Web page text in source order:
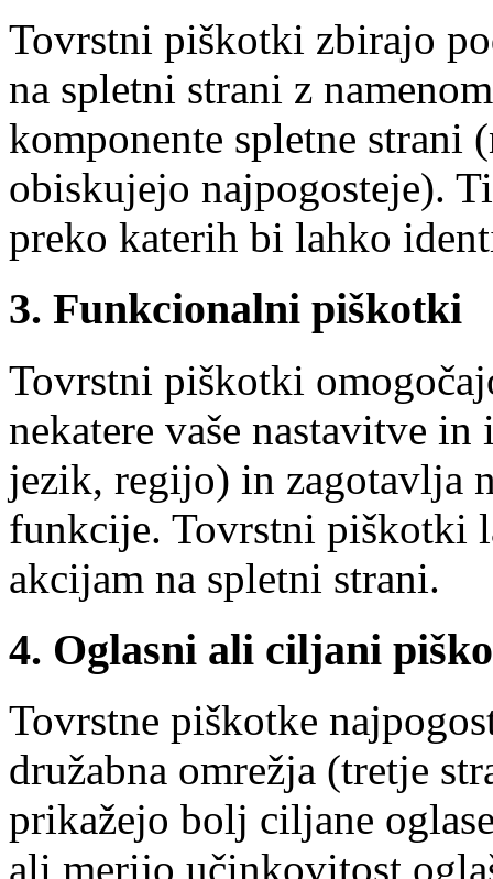
Tovrstni piškotki zbirajo
na spletni strani z
komponente spletne strani
obiskujejo najpogosteje).
preko katerih bi lahko
3. Funkcionalni piškotki
Tovrstni piškotki
nekatere vaše nastavitve
jezik, regijo) in zagotavlja
funkcije. Tovrstni piškotki
akcijam na spletni strani.
4. Oglasni ali ciljani
Tovrstne piškotke
družabna omrežja (tretje
prikažejo bolj ciljane
ali merijo učinkovitost